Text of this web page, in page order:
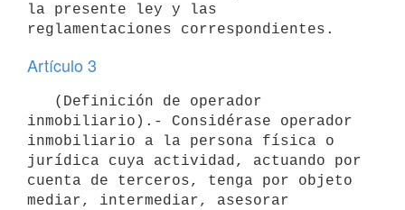
la presente ley y las
Artículo 3
inmobiliario).- Considérase operador
inmobiliario a la persona física o
jurídica cuya actividad, actuando por
cuenta de terceros, tenga por objeto
mediar, intermediar, asesorar